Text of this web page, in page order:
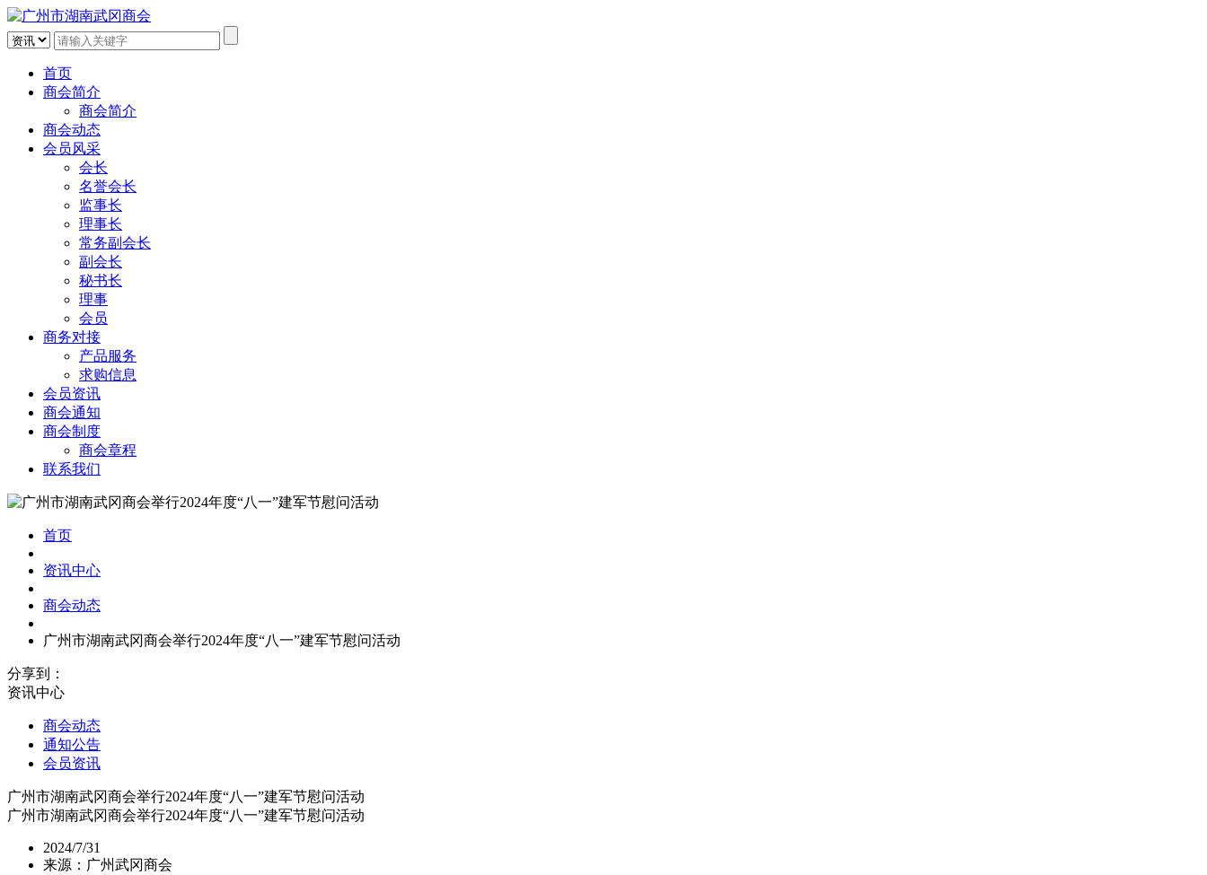
首页
商会简介
商会简介
商会动态
会员风采
会长
名誉会长
监事长
理事长
常务副会长
副会长
秘书长
理事
会员
商务对接
产品服务
求购信息
会员资讯
商会通知
商会制度
商会章程
联系我们
首页
资讯中心
商会动态
广州市湖南武冈商会举行2024年度“八一”建军节慰问活动
分享到：
资讯中心
商会动态
通知公告
会员资讯
广州市湖南武冈商会举行2024年度“八一”建军节慰问活动
广州市湖南武冈商会举行2024年度“八一”建军节慰问活动
2024/7/31
来源：广州武冈商会